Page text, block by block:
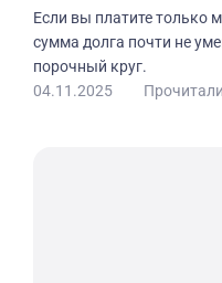
Если вы платите только
сумма долга почти не
порочный круг.
04.11.2025